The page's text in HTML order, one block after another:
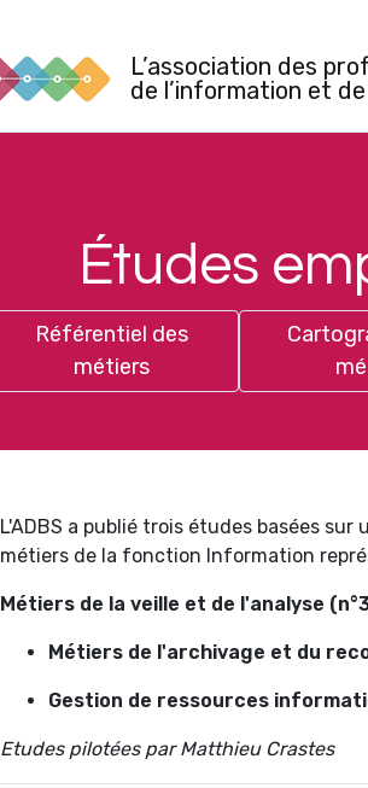
L’association des
de l’information et
Études
Référentiel des
métiers
L'ADBS a publié trois études basées
métiers de la fonction Information
Métiers de la veille et de l'analyse
Métiers de l'archivage et du
Gestion de ressources
Etudes pilotées par Matthieu Crastes